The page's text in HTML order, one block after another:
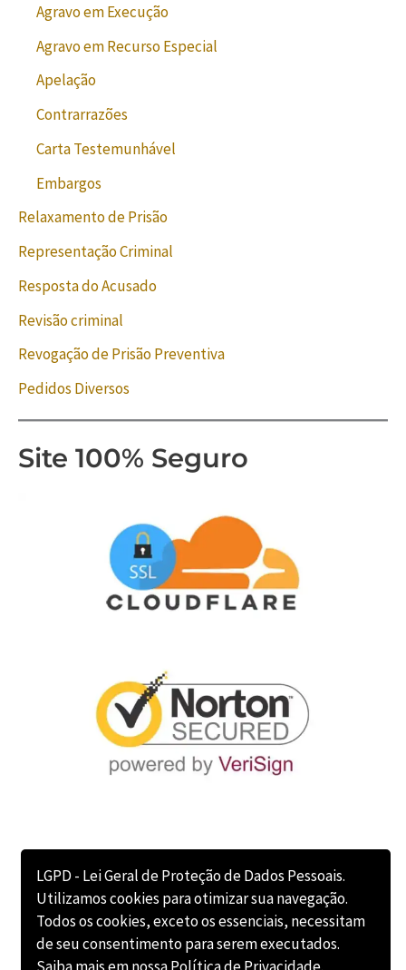
Agravo em Execução
Agravo em Recurso Especial
Apelação
Contrarrazões
Carta Testemunhável
Embargos
Relaxamento de Prisão
Representação Criminal
Resposta do Acusado
Revisão criminal
Revogação de Prisão Preventiva
Pedidos Diversos
Site 100% Seguro
LGPD - Lei Geral de Proteção de Dados Pessoais.
Utilizamos cookies para otimizar sua navegação.
Todos os cookies, exceto os essenciais, necessitam
de seu consentimento para serem executados.